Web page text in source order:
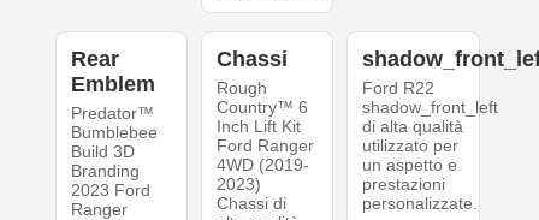
Rear
Emblem
Predator™
Bumblebee
Build 3D
Branding
2023 Ford
Ranger
Chassi
Rough
Country™ 6
Inch Lift Kit
Ford Ranger
4WD (2019-
2023)
Chassi di
Ford R22
shadow_front_left
di alta qualità
utilizzato per
un aspetto e
prestazioni
personalizzate.